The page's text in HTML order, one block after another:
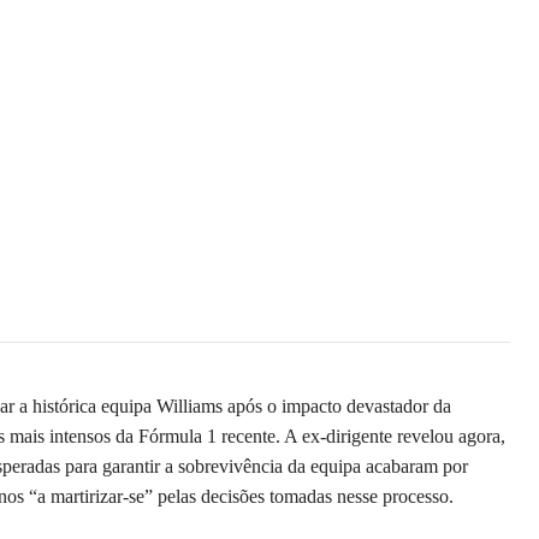
a histórica equipa Williams após o impacto devastador da
intensos da Fórmula 1 recente. A ex-dirigente revelou agora,
para garantir a sobrevivência da equipa acabaram por
“a martirizar-se” pelas decisões tomadas nesse processo.